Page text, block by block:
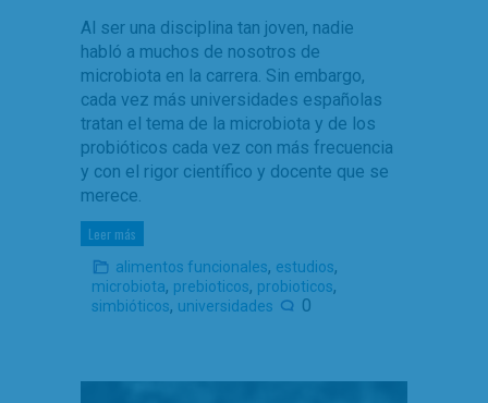
Al ser una disciplina tan joven, nadie
habló a muchos de nosotros de
microbiota en la carrera. Sin embargo,
cada vez más universidades españolas
tratan el tema de la microbiota y de los
probióticos cada vez con más frecuencia
y con el rigor científico y docente que se
merece.
Leer más
alimentos funcionales, estudios,
microbiota, prebioticos, probioticos,
simbióticos, universidades 0